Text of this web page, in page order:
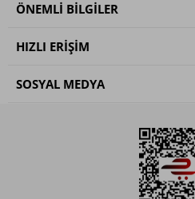
ÖNEMLI BILGILER
HIZLI ERIŞIM
SOSYAL MEDYA